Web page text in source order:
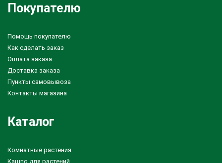
Покупателю
Помощь покупателю
Как сделать заказ
Оплата заказа
Доставка заказа
Пункты самовывоза
Контакты магазина
Каталог
Комнатные растения
Кашпо для растений